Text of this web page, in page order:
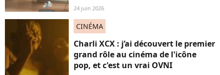
24 juin 2026
CINÉMA
Charli XCX : j’ai découvert le premier
grand rôle au cinéma de l'icône
pop, et c'est un vrai OVNI